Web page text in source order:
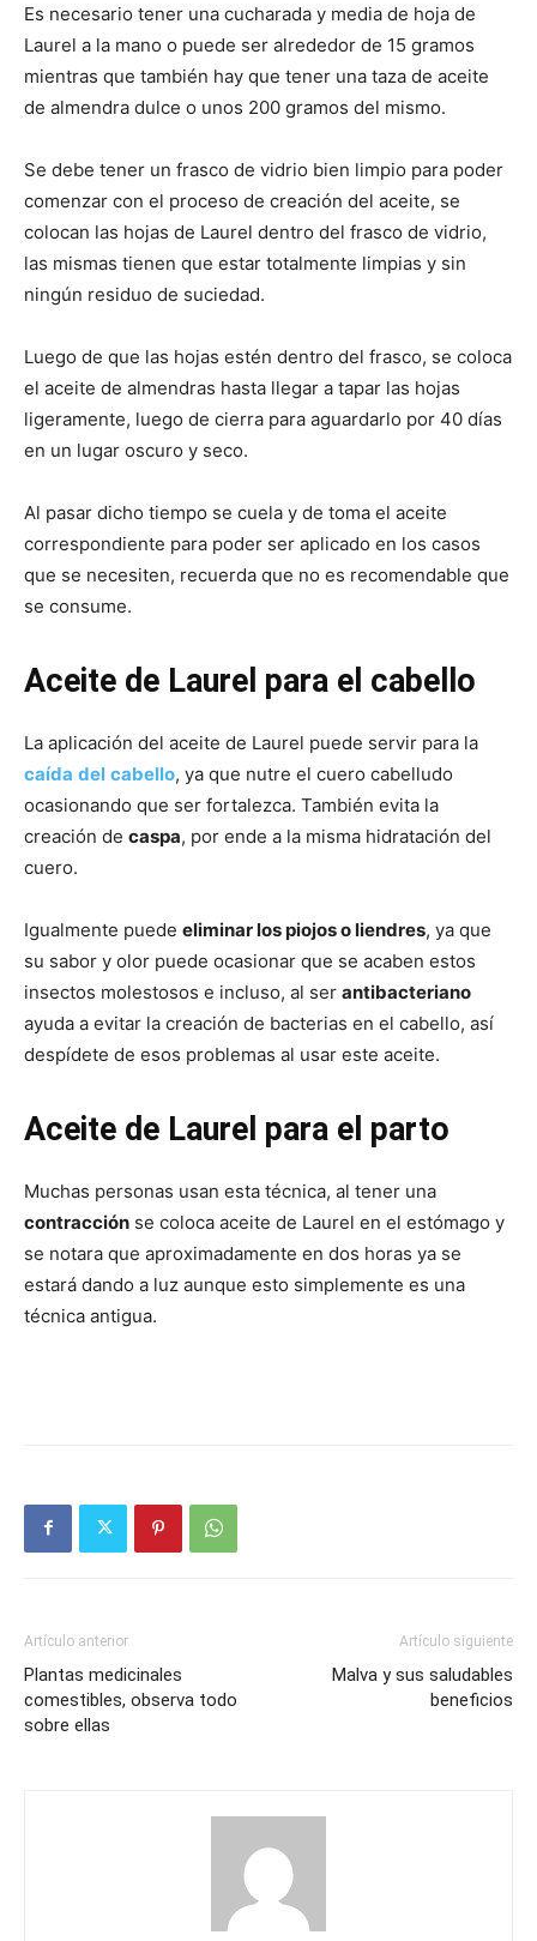
Es necesario tener una cucharada y media de hoja de
Laurel a la mano o puede ser alrededor de 15 gramos
mientras que también hay que tener una taza de aceite
de almendra dulce o unos 200 gramos del mismo.
Se debe tener un frasco de vidrio bien limpio para poder
comenzar con el proceso de creación del aceite, se
colocan las hojas de Laurel dentro del frasco de vidrio,
las mismas tienen que estar totalmente limpias y sin
ningún residuo de suciedad.
Luego de que las hojas estén dentro del frasco, se coloca
el aceite de almendras hasta llegar a tapar las hojas
ligeramente, luego de cierra para aguardarlo por 40 días
en un lugar oscuro y seco.
Al pasar dicho tiempo se cuela y de toma el aceite
correspondiente para poder ser aplicado en los casos
que se necesiten, recuerda que no es recomendable que
se consume.
Aceite de Laurel para el cabello
La aplicación del aceite de Laurel puede servir para la
caída del cabello, ya que nutre el cuero cabelludo
ocasionando que ser fortalezca. También evita la
creación de caspa, por ende a la misma hidratación del
cuero.
Igualmente puede eliminar los piojos o liendres, ya que
su sabor y olor puede ocasionar que se acaben estos
insectos molestosos e incluso, al ser antibacteriano
ayuda a evitar la creación de bacterias en el cabello, así
despídete de esos problemas al usar este aceite.
Aceite de Laurel para el parto
Muchas personas usan esta técnica, al tener una
contracción se coloca aceite de Laurel en el estómago y
se notara que aproximadamente en dos horas ya se
estará dando a luz aunque esto simplemente es una
técnica antigua.
Artículo anterior
Plantas medicinales
comestibles, observa todo
sobre ellas
Artículo siguiente
Malva y sus saludables
beneficios